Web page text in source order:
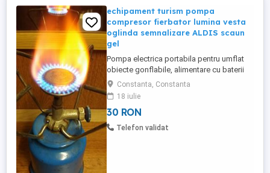
echipament turism pompa
compresor fierbator lumina vesta
oglinda semnalizare ALDIS scaun
gel
Pompa electrica portabila pentru umflat
obiecte gonflabile, alimentare cu baterii
tip R14 - Pompa de umflat salteaua
gonflabila pentru cort - pe baterii, noua ,
nefolosita , la cutie - 70 RON Pompa
electrica portabila pentru umflat obiecte
gonflabile, alimentare pe bricheta masinii
Constanta, Constanta
18 iulie
30 RON
Telefon validat